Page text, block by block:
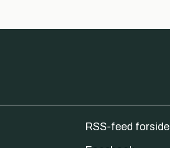
RSS-feed forside